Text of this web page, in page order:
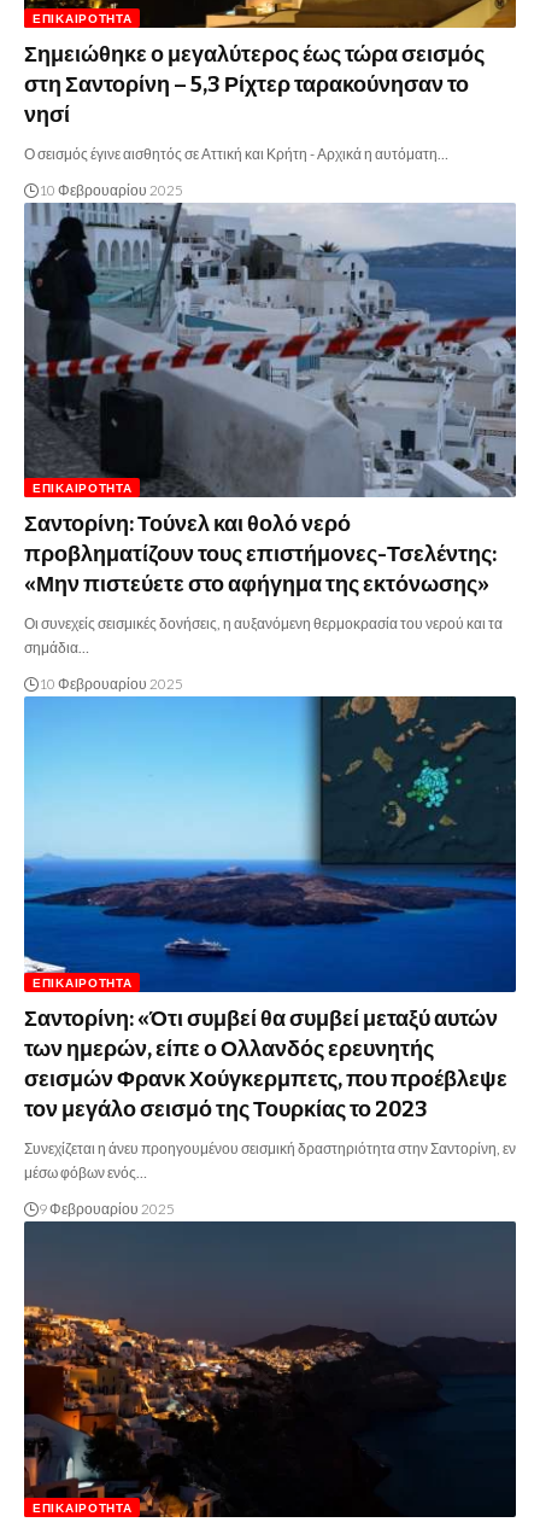
ΕΠΙΚΑΙΡΌΤΗΤΑ
Σημειώθηκε ο μεγαλύτερος έως τώρα σεισμός
στη Σαντορίνη – 5,3 Ρίχτερ ταρακούνησαν το
νησί
Ο σεισμός έγινε αισθητός σε Αττική και Κρήτη - Αρχικά η αυτόματη…
10 Φεβρουαρίου 2025
ΕΠΙΚΑΙΡΌΤΗΤΑ
Σαντορίνη: Τούνελ και θολό νερό
προβληματίζουν τους επιστήμονες-Τσελέντης:
«Μην πιστεύετε στο αφήγημα της εκτόνωσης»
Οι συνεχείς σεισμικές δονήσεις, η αυξανόμενη θερμοκρασία του νερού και τα
σημάδια…
10 Φεβρουαρίου 2025
ΕΠΙΚΑΙΡΌΤΗΤΑ
Σαντορίνη: «Ότι συμβεί θα συμβεί μεταξύ αυτών
των ημερών, είπε ο Ολλανδός ερευνητής
σεισμών Φρανκ Χούγκερμπετς, που προέβλεψε
τον μεγάλο σεισμό της Τουρκίας το 2023
Συνεχίζεται η άνευ προηγουμένου σεισμική δραστηριότητα στην Σαντορίνη, εν
μέσω φόβων ενός…
9 Φεβρουαρίου 2025
ΕΠΙΚΑΙΡΌΤΗΤΑ